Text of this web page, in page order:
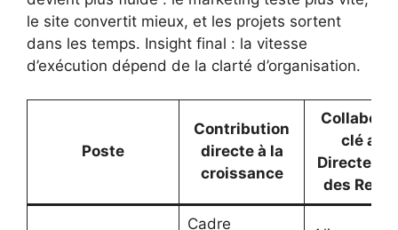
le site convertit mieux, et les projets sortent
dans les temps. Insight final : la vitesse
d’exécution dépend de la clarté d’organisation.
Poste
Contribution
directe à la
croissance
clé
des
Cadre